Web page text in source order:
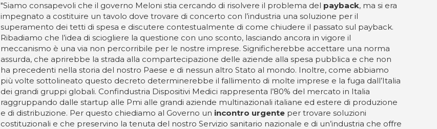
"Siamo consapevoli che il governo Meloni stia cercando di risolvere il problema del payback, ma si era
impegnato a costituire un tavolo dove trovare di concerto con l’industria una soluzione per il
superamento dei tetti di spesa e discutere contestualmente di come chiudere il passato sul payback.
Ribadiamo che l’idea di sciogliere la questione con uno sconto, lasciando ancora in vigore il
meccanismo è una via non percorribile per le nostre imprese. Significherebbe accettare una norma
assurda, che aprirebbe la strada alla compartecipazione delle aziende alla spesa pubblica e che non
ha precedenti nella storia del nostro Paese e di nessun altro Stato al mondo. Inoltre, come abbiamo
più volte sottolineato questo decreto determinerebbe il fallimento di molte imprese e la fuga dall’Italia
dei grandi gruppi globali. Confindustria Dispositivi Medici rappresenta l’80% del mercato in Italia
raggruppando dalle startup alle Pmi alle grandi aziende multinazionali italiane ed estere di produzione
e di distribuzione. Per questo chiediamo al Governo un incontro urgente per trovare soluzioni
costituzionali e che preservino la tenuta del nostro Servizio sanitario nazionale e di un’industria che offre